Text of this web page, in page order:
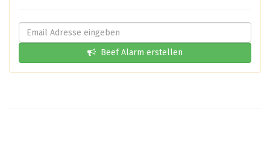
Beef Alarm erstellen